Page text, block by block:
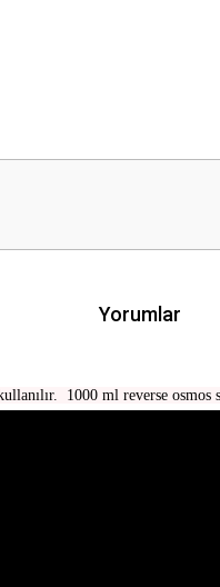
Yorumlar
1000 ml reverse